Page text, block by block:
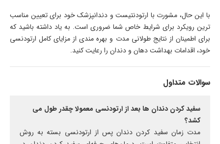
با این حال، مشورت با ارتودنتیست و دندانپزشک خود برای تعیین مناسب
ترین رویکرد برای شرایط خاص شما ضروری است. به یاد داشته باشید که
برای اطمینان از نتایج طولانی مدت و بهره مندی از مزایای کامل ارتودنسی
خود، اقدامات بهداشت دهان و دندان را رعایت کنید.
سوالات متداول
سفید کردن دندان ها بعد از ارتودنسی معمولا چقدر طول می
کشد؟
مدت زمان سفید کردن دندان پس از ارتودنسی بسته به روش